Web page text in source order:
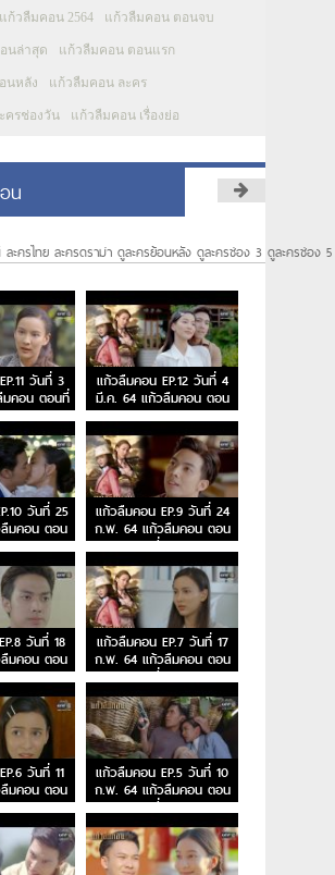
แก้วลืมคอน 2564 แก้วลืมคอน ตอนจบ
นล่าสุด แก้วลืมคอน ตอนแรก
นหลัง แก้วลืมคอน ละคร
ครช่องวัน แก้วลืมคอน เรื่องย่อ
น
ละครไทย ละครดราม่า ดูละครย้อนหลัง ดูละครช่อง 3 ดูละครช่อง
วันที่ 3
คอน ตอนที่
แก้วลืมคอน EP.12 วันที่ 4
มี.ค. 64 แก้วลืมคอน ตอน
จบ
วันที่ 25
มคอน ตอน
แก้วลืมคอน EP.9 วันที่ 24
ก.พ. 64 แก้วลืมคอน ตอน
ที่ 9
วันที่ 18
มคอน ตอน
แก้วลืมคอน EP.7 วันที่ 17
ก.พ. 64 แก้วลืมคอน ตอน
ที่ 7
วันที่ 11
มคอน ตอน
แก้วลืมคอน EP.5 วันที่ 10
ก.พ. 64 แก้วลืมคอน ตอน
ที่ 5